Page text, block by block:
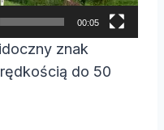
00:05
znak
do 50